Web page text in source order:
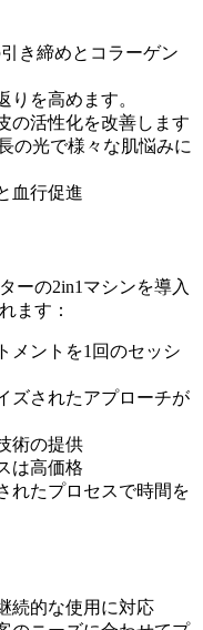
き締めとコラーゲン
りを高めます。
の活性化を改善します
の光で様々な肌悩みに
血行促進
ーの2in1マシンを導入
ます：
メントを1回のセッシ
ズされたアプローチが
術の提供
は高価格
れたプロセスで時間を
続的な使用に対応